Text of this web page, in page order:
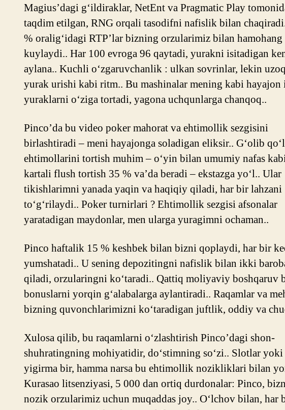
Magius’dagi g‘ildiraklar, NetEnt va Pragmatic Play
taqdim etilgan, RNG orqali tasodifni nafislik bilan
% oralig‘idagi RTP’lar bizning orzularimiz bilan hamohang
kuylaydi.. Har 100 evroga 96 qaytadi, yurakni isitadigan
aylana.. Kuchli o‘zgaruvchanlik : ulkan sovrinlar, lekin
yurak urishi kabi ritm.. Bu mashinalar mening kabi
yuraklarni o‘ziga tortadi, yagona uchqunlarga chanqoq..
Pinco’da bu video poker mahorat va ehtimollik sezgisini
birlashtiradi – meni hayajonga soladigan eliksir.. G‘olib qo‘l
ehtimollarini tortish muhim – o‘yin bilan umumiy nafas
kartali flush tortish 35 % va’da beradi – ekstazga yo‘l.. Ular
tikishlarimni yanada yaqin va haqiqiy qiladi, har bir lahzani
to‘g‘rilaydi.. Poker turnirlari ? Ehtimollik sezgisi afsonalar
yaratadigan maydonlar, men ularga yuragimni ochaman..
Pinco haftalik 15 % keshbek bilan bizni qoplaydi, har bir
yumshatadi.. U sening depozitingni nafislik bilan ikki
qiladi, orzularingni ko‘taradi.. Qattiq moliyaviy boshqaruv
bonuslarni yorqin g‘alabalarga aylantiradi.. Raqamlar va
bizning quvonchlarimizni ko‘taradigan juftlik, oddiy va
Xulosa qilib, bu raqamlarni o‘zlashtirish Pinco’dagi shon-
shuhratingning mohiyatidir, do‘stimning so‘zi.. Slotlar yoki
yigirma bir, hamma narsa bu ehtimollik nozikliklari bilan
Kurasao litsenziyasi, 5 000 dan ortiq durdonalar: Pinco,
nozik orzularimiz uchun muqaddas joy.. O‘lchov bilan, har